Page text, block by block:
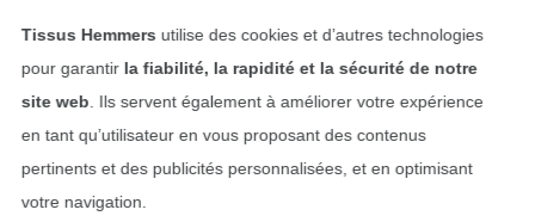
Tissus Hemmers utilise des cookies et d’autres technologies
pour garantir la fiabilité, la rapidité et la sécurité de notre
site web . Ils servent également à améliorer votre expérience
en tant qu’utilisateur en vous proposant des contenus
pertinents et des publicités personnalisées, et en optimisant
votre navigation.